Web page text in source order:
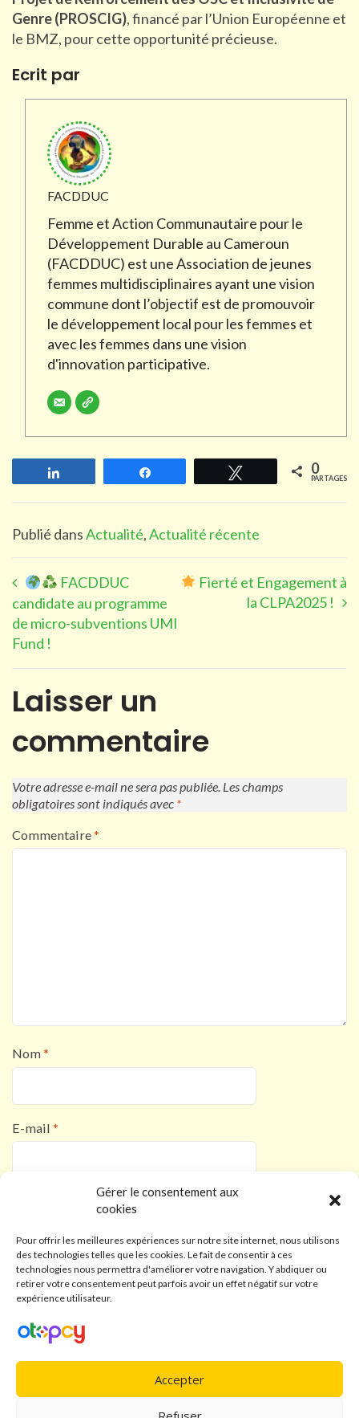
Gérer le consentement aux
cookies
Pour offrir les meilleures expériences sur notre site internet, nous utilisons
des technologies telles que les cookies. Le fait de consentir à ces
technologies nous permettra d'améliorer votre navigation. Y abdiquer ou
retirer votre consentement peut parfois avoir un effet négatif sur votre
expérience utilisateur.
Accepter
Genre (PROSCIG), financé par l’Union Européenne et
le BMZ, pour cette opportunité précieuse.
Ecrit par
FACDDUC
Femme et Action Communautaire pour le
Développement Durable au Cameroun
(FACDDUC) est une Association de jeunes
femmes multidisciplinaires ayant une vision
commune dont l’objectif est de promouvoir
le développement local pour les femmes et
avec les femmes dans une vision
d'innovation participative.
Tweetez 0
PARTAGES
Publié dansActualité,Actualité récente
FACDDUC
candidate au programme
de micro-subventions UMI
Fund !
Fierté et Engagement à
la CLPA2025 !
Laisser un
commentaire
Votre adresse e-mail ne sera pas publiée. Les champs
obligatoires sont indiqués avec *
Commentaire*
Nom*
E-mail *